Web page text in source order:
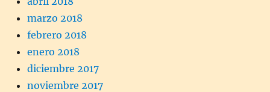
marzo 2018
febrero 2018
enero 2018
diciembre 2017
noviembre 2017